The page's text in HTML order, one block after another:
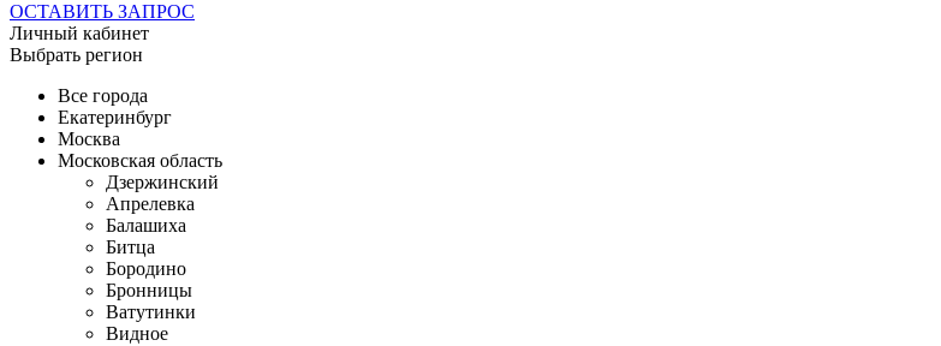
ОСТАВИТЬ ЗАПРОС
Личный кабинет
Выбрать регион
Все города
Екатеринбург
Москва
Московская область
Дзержинский
Апрелевка
Балашиха
Битца
Бородино
Бронницы
Ватутинки
Видное